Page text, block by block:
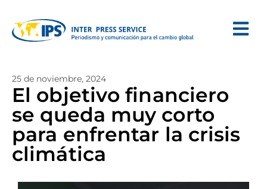
25 de noviembre, 2024
El objetivo financiero
se queda muy corto
para enfrentar la crisis
climática